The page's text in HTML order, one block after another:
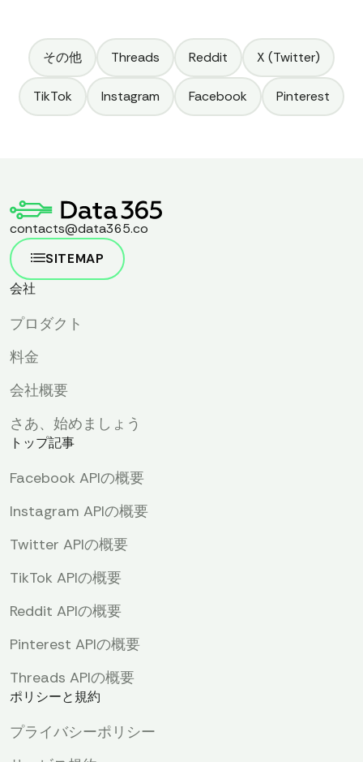
その他 Threads Reddit X (Twitter)
TikTok Instagram Facebook Pinterest
contacts@data365.co
SITEMAP
会社
プロダクト
料金
会社概要
さあ、始めましょう
トップ記事
Facebook APIの概要
Instagram APIの概要
Twitter APIの概要
TikTok APIの概要
Reddit APIの概要
Pinterest APIの概要
Threads APIの概要
ポリシーと規約
プライバシーポリシー